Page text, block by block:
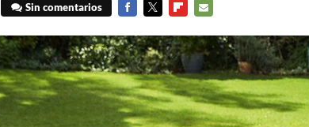
Sin comentarios
MAIL